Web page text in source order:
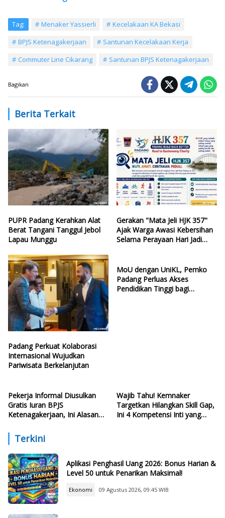
Tag: Menaker Yassierli
Kecelakaan KA Bekasi
BPJS Ketenagakerjaan
Santunan Kecelakaan Kerja
Commuter Line Cikarang
Santunan BPJS Ketenagakerjaan
Bagikan
Berita Terkait
PUPR Padang Kerahkan Alat
Berat Tangani Tanggul Jebol
Lapau Munggu
Gerakan "Mata Jeli HJK 357"
Ajak Warga Awasi Kebersihan
Selama Perayaan Hari Jadi
Padang Perkuat Kolaborasi
Internasional Wujudkan
Pariwisata Berkelanjutan
MoU dengan UniKL, Pemko
Padang Perluas Akses
Pendidikan Tinggi bagi
Pekerja Informal Diusulkan
Gratis Iuran BPJS
Ketenagakerjaan, Ini Alasan
Wajib Tahu! Kemnaker
Targetkan Hilangkan Skill Gap,
Ini 4 Kompetensi Inti yang
Terkini
Aplikasi Penghasil Uang 2026: Bonus Harian &
Level 50 untuk Penarikan Maksimal!
Ekonomi 09 Agustus 2026, 09:45 WIB